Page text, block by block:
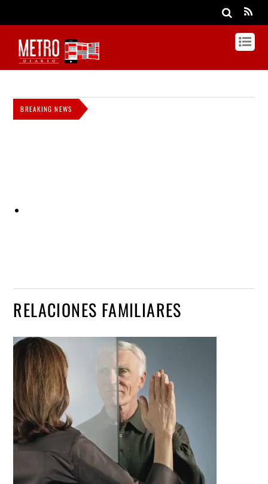
BREAKING NEWS
RELACIONES FAMILIARES